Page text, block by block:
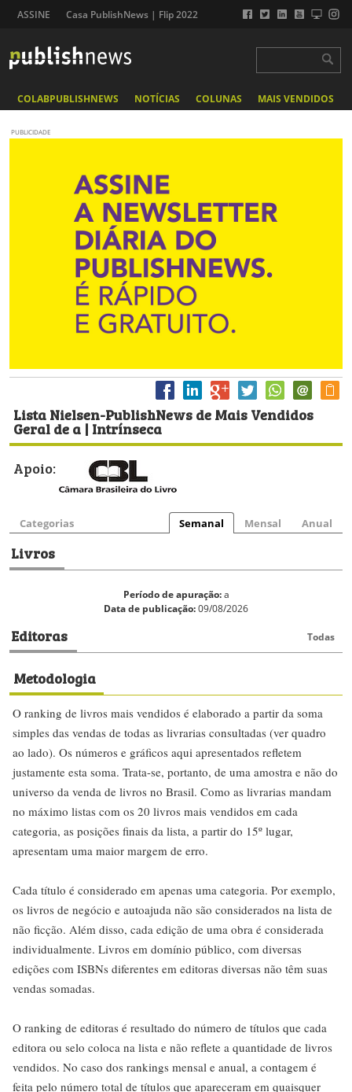
ASSINE Casa PublishNews | Flip 2022
COLABPUBLISHNEWS NOTÍCIAS COLUNAS MAIS VENDIDOS
PUBLICIDADE
Lista Nielsen-PublishNews de Mais Vendidos
Geral de a | Intrínseca
Apoio:
Categorias Semanal Mensal Anual
Livros
Período de apuração:a
Data de publicação:09/08/2026
Editoras Todas
Metodologia
O ranking de livros mais vendidos é elaborado a partir da soma
simples das vendas de todas as livrarias consultadas (ver quadro
ao lado). Os números e gráficos aqui apresentados refletem
justamente esta soma. Trata-se, portanto, de uma amostra e não do
universo da venda de livros no Brasil. Como as livrarias mandam
no máximo listas com os 20 livros mais vendidos em cada
categoria, as posições finais da lista, a partir do 15º lugar,
apresentam uma maior margem de erro.
Cada título é considerado em apenas uma categoria. Por exemplo,
os livros de negócio e autoajuda não são considerados na lista de
não ficção. Além disso, cada edição de uma obra é considerada
individualmente. Livros em domínio público, com diversas
edições com ISBNs diferentes em editoras diversas não têm suas
vendas somadas.
O ranking de editoras é resultado do número de títulos que cada
editora ou selo coloca na lista e não reflete a quantidade de livros
vendidos. No caso dos rankings mensal e anual, a contagem é
feita pelo número total de títulos que apareceram em quaisquer